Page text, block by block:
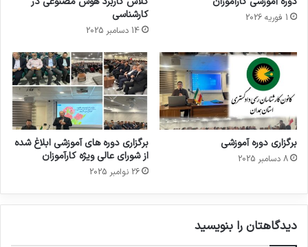
1 فوریه 2026
کارشناسی
14 دسامبر 2025
برگزاری دوره آموزشی
8 دسامبر 2025
برگزاری دوره های آموزشی ابلاغ شده
از شورای عالی ویژه کارآموزان
26 نوامبر 2025
دیدگاهتان را بنویسید